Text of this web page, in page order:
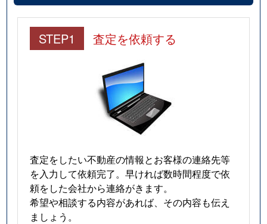
STEP1 査定を依頼する
査定をしたい不動産の情報とお客様の連絡先等
を入力して依頼完了。早ければ数時間程度で依
頼をした会社から連絡がきます。
希望や相談する内容があれば、その内容も伝え
ましょう。